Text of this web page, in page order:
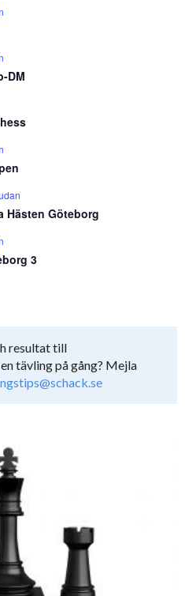
DM
Hästen Göteborg
3
resultat till
tävling på gång? Mejla